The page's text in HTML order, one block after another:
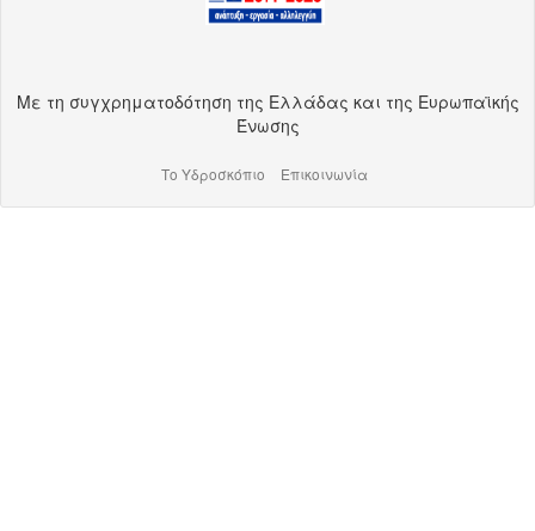
Με τη συγχρηματοδότηση της Ελλάδας και της Ευρωπαϊκής
Ένωσης
Το Υδροσκόπιο Επικοινωνία